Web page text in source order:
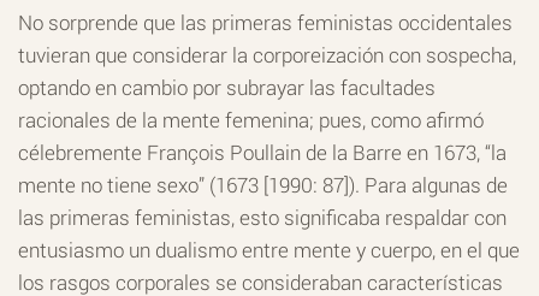
No sorprende que las primeras feministas occidentales
tuvieran que considerar la corporeización con sospecha,
optando en cambio por subrayar las facultades
racionales de la mente femenina; pues, como afirmó
célebremente François Poullain de la Barre en 1673, “la
mente no tiene sexo” (1673 [1990: 87]). Para algunas de
las primeras feministas, esto significaba respaldar con
entusiasmo un dualismo entre mente y cuerpo, en el que
los rasgos corporales se consideraban características